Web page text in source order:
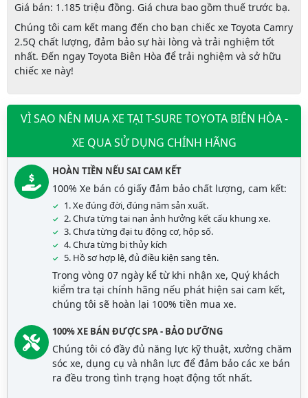
Giá bán: 1.185 triệu đồng. Giá chưa bao gồm thuế trước bạ.
Chúng tôi cam kết mang đến cho bạn chiếc xe Toyota Camry
2.5Q chất lượng, đảm bảo sự hài lòng và trải nghiệm tốt
nhất. Đến ngay Toyota Biên Hòa để trải nghiệm và sở hữu
chiếc xe này!
VÌ SAO NÊN MUA XE TẠI T-SURE TOYOTA BIÊN HÒA -
XE QUA SỬ DỤNG CHÍNH HÃNG
HOÀN TIỀN NẾU SAI CAM KẾT
100% Xe bán có giấy đảm bảo chất lượng, cam kết:
1. Xe đúng đời, đúng năm sản xuất.
2. Chưa từng tai nạn ảnh hưởng kết cấu khung xe.
3. Chưa từng đại tu động cơ, hộp số.
4. Chưa từng bị thủy kích
5. Hồ sơ hợp lệ, đủ điều kiện sang tên.
Trong vòng 07 ngày kể từ khi nhận xe, Quý khách
kiểm tra tại chính hãng nếu phát hiện sai cam kết,
chúng tôi sẽ hoàn lại 100% tiền mua xe.
100% XE BÁN ĐƯỢC SPA - BẢO DƯỠNG
Chúng tôi có đầy đủ năng lực kỹ thuật, xưởng chăm
sóc xe, dụng cụ và nhân lực để đảm bảo các xe bán
ra đều trong tình trạng hoạt động tốt nhất.